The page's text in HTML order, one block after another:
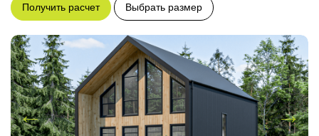
Получить расчет Выбрать размер